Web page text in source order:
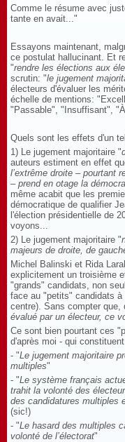
Comme le résume avec
tante en avait..."
Essayons maintenant,
ce postulat hallucinant. Et
"rendre les élections aux
scrutin: "le jugement
électeurs d'évaluer les
échelle de mentions:
"Passable", "Insuffisant",
Quels sont les effets d'un
1) Le jugement majoritaire "
auteurs estiment en effet
l’extrême droite – pourtant
– prend en otage la
même acabit que les
démocratique de qualifier
l'élection présidentielle de
voyons...
2) Le jugement majoritaire "
majeurs de droite, de
Michel Balinski et Rida
explicitement un troisième
"grands" candidats, non
face au "petits" candidats
centre). Sans compter
évalué par un électeur, ce
Ce sont bien pourtant ces
d'après moi - qui
- "Le jugement majoritaire
multiples"
- "Le système français
trahit la volonté des
des candidatures multiples
(sic!)
- "Le hasard des multiples
volonté de l’électorat"